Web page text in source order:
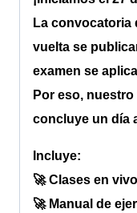
La convocatoria
vuelta se
examen se
Por eso,
concluye un día
Incluye:
🚀 Clases en
🚀 Manual de